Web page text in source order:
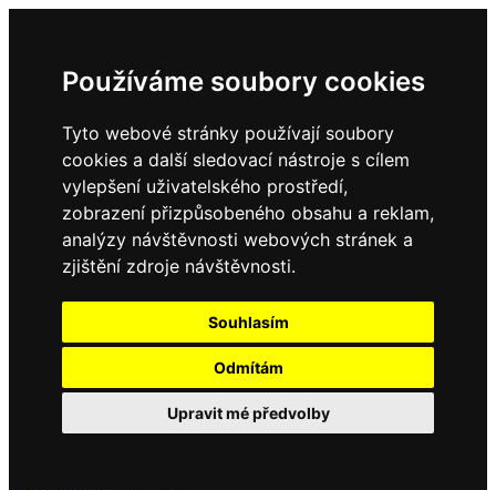
Používáme soubory cookies
Tyto webové stránky používají soubory
cookies a další sledovací nástroje s cílem
vylepšení uživatelského prostředí,
zobrazení přizpůsobeného obsahu a reklam,
analýzy návštěvnosti webových stránek a
zjištění zdroje návštěvnosti.
Souhlasím
Odmítám
Upravit mé předvolby